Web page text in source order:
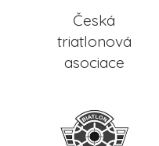
Česká
triatlonová
asociace